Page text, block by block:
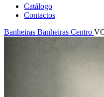
Catálogo
Contactos
Banheiras Banheiras Centro